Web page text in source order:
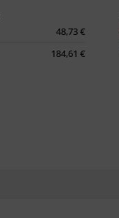
48,73 €
184,61 €